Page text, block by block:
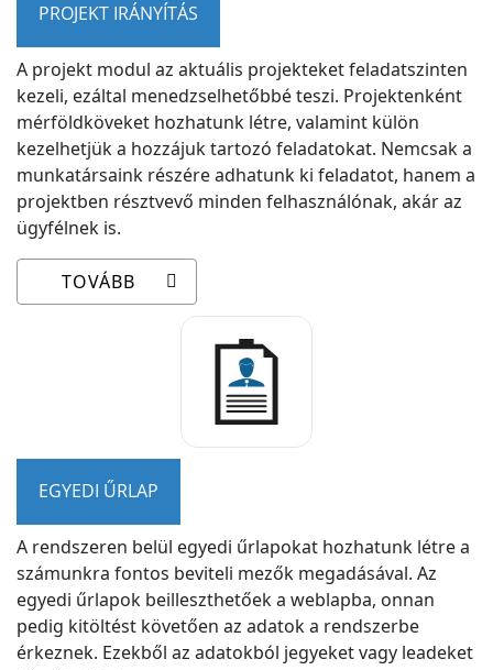
PROJEKT IRÁNYÍTÁS
A projekt modul az aktuális projekteket feladatszinten
kezeli, ezáltal menedzselhetőbbé teszi. Projektenként
mérföldköveket hozhatunk létre, valamint külön
kezelhetjük a hozzájuk tartozó feladatokat. Nemcsak a
munkatársaink részére adhatunk ki feladatot, hanem a
projektben résztvevő minden felhasználónak, akár az
ügyfélnek is.
TOVÁBB
EGYEDI ŰRLAP
A rendszeren belül egyedi űrlapokat hozhatunk létre a
számunkra fontos beviteli mezők megadásával. Az
egyedi űrlapok beilleszthetőek a weblapba, onnan
pedig kitöltést követően az adatok a rendszerbe
érkeznek. Ezekből az adatokból jegyeket vagy leadeket